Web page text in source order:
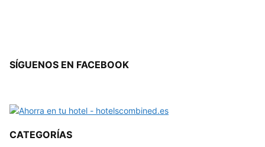
SÍGUENOS EN FACEBOOK
CATEGORÍAS